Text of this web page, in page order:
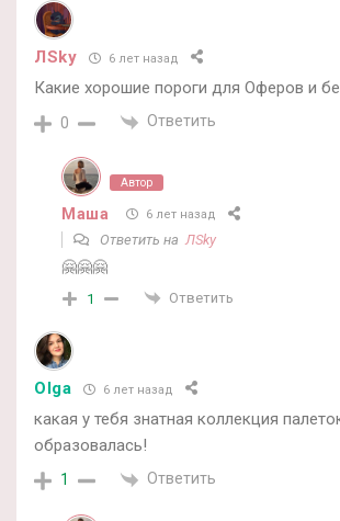
ЛSky 6 лет назад
Какие хорошие пороги для Оферов и
0 Ответить
Автор
Маша 6 лет назад
Ответить на ЛSky
🤗🤗🤗
1 Ответить
Olga 6 лет назад
какая у тебя знатная коллекция
образовалась!
1 Ответить